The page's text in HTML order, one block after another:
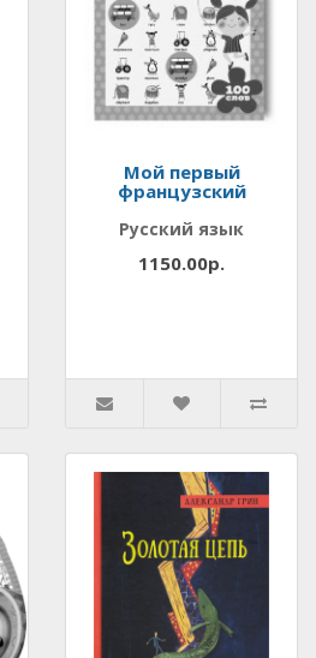
Мой первый
французский
Русский язык
1150.00р.